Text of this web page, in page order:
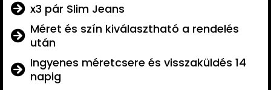
x3 pár Slim Jeans
Méret és szín kiválasztható a rendelés
után
Ingyenes méretcsere és visszaküldés 14
napig